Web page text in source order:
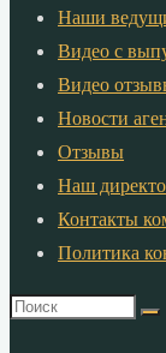
Наши
Видео с
Видео
Новости
Отзывы
Наш
Контакты
Политика
Что